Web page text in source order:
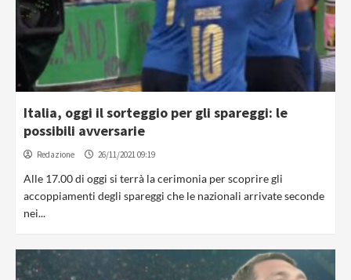
Italia, oggi il sorteggio per gli spareggi: le
possibili avversarie
Redazione 26/11/2021 09:19
Alle 17.00 di oggi si terrà la cerimonia per scoprire gli
accoppiamenti degli spareggi che le nazionali arrivate seconde
nei...